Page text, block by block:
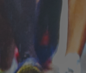
Møter og
Om OL-
Kontakt oss